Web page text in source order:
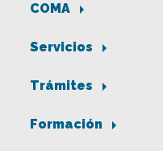
COMA
Servicios
Trámites
Formación